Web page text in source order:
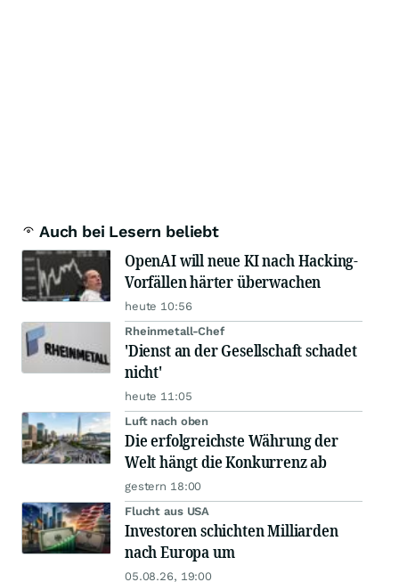
Auch bei Lesern beliebt
OpenAI will neue KI nach Hacking-
Vorfällen härter überwachen
heute 10:56
Rheinmetall-Chef
'Dienst an der Gesellschaft schadet
nicht'
heute 11:05
Luft nach oben
Die erfolgreichste Währung der
Welt hängt die Konkurrenz ab
gestern 18:00
Flucht aus USA
Investoren schichten Milliarden
nach Europa um
05.08.26, 19:00